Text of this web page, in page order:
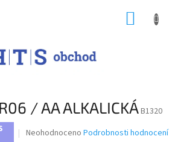
/ AA ALKALICKÁB1320
Průměrné
Neohodnoceno Podrobnosti hodnocení